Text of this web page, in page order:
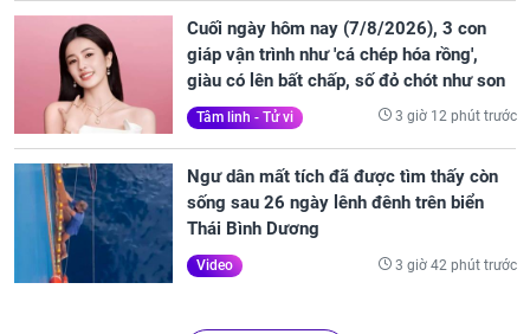
Cuối ngày hôm nay (7/8/2026), 3 con
giáp vận trình như 'cá chép hóa rồng',
giàu có lên bất chấp, số đỏ chót như son
Tâm linh - Tử vi 3 giờ 12 phút trước
Ngư dân mất tích đã được tìm thấy còn
sống sau 26 ngày lênh đênh trên biển
Thái Bình Dương
Video 3 giờ 42 phút trước